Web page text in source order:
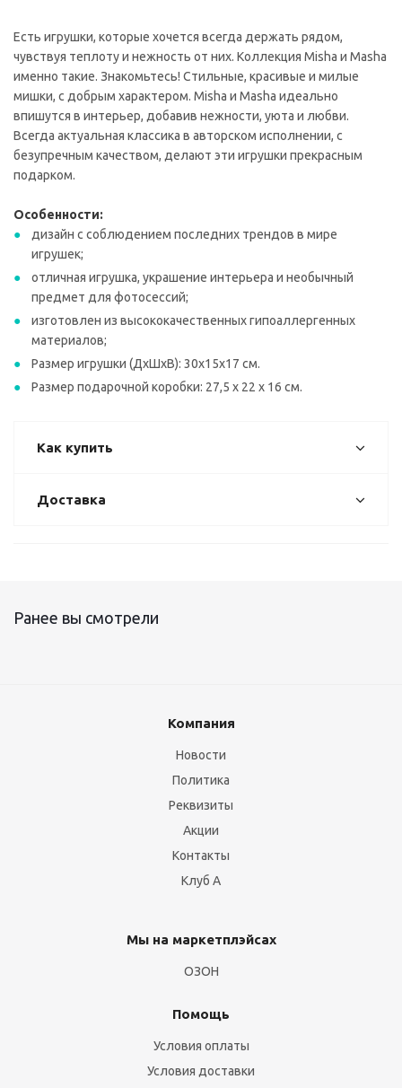
Есть игрушки, которые хочется всегда держать рядом,
чувствуя теплоту и нежность от них. Коллекция Misha и Masha
именно такие. Знакомьтесь! Стильные, красивые и милые
мишки, с добрым характером. Misha и Masha идеально
впишутся в интерьер, добавив нежности, уюта и любви.
Всегда актуальная классика в авторском исполнении, с
безупречным качеством, делают эти игрушки прекрасным
подарком.
Особенности:
дизайн с соблюдением последних трендов в мире
игрушек;
отличная игрушка, украшение интерьера и необычный
предмет для фотосессий;
изготовлен из высококачественных гипоаллергенных
материалов;
Размер игрушки (ДхШхВ): 30х15х17 см.
Размер подарочной коробки: 27,5 х 22 х 16 см.
Как купить
Доставка
Ранее вы смотрели
Компания
Новости
Политика
Реквизиты
Акции
Контакты
Клуб А
Мы на маркетплэйсах
ОЗОН
Помощь
Условия оплаты
Условия доставки